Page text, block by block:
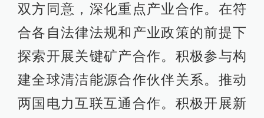
双方同意，深化重点产业合作。在符
合各自法律法规和产业政策的前提下
探索开展关键矿产合作。积极参与构
建全球清洁能源合作伙伴关系。推动
两国电力互联互通合作。积极开展新